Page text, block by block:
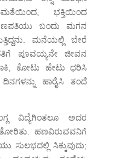
ಭಕ್ತಿಯಿಂದ
ಗಣಪತಿಯು ಬಂದು ಮಗನ
ಮನೆಯಲ್ಲಿ ಬೇರೆ
ಪೂವಯ್ಯನೇ ಜೀವನ
ಕೋಟು ಹೇಟು ಧರಿಸಿ
ಹಾರೈಸಿ ತಂದೆ
ವಿದ್ಯೆಗಿಂತಲೂ ಅದರ
ತೋರಿತು. ಹಣವಿರುವವನಿಗೆ
ಸುಲಭದಲ್ಲಿ ಸಿಕ್ಕುವುದು;